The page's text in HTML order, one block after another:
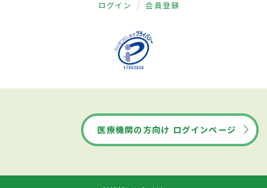
ログイン 会員登録
医療機関の方向け ログインページ